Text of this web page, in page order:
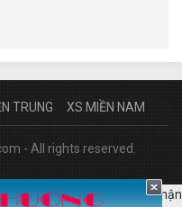
TRUNG XS MIỀN NAM
- All rights reserved.
|tỷ lệ bóng đá hôm nay|nhận